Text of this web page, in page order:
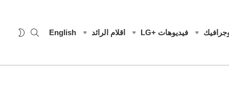
فيديوهات +LG اقلام الرائد English
SEARCH